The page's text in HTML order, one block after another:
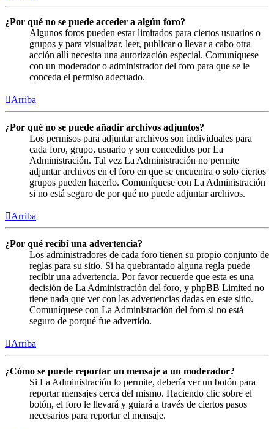
¿Por qué no se puede acceder a algún foro?
Algunos foros pueden estar limitados para ciertos usuarios o
grupos y para visualizar, leer, publicar o llevar a cabo otra
acción allí necesita una autorización especial. Comuníquese
con un moderador o administrador del foro para que se le
conceda el permiso adecuado.
Arriba
¿Por qué no se puede añadir archivos adjuntos?
Los permisos para adjuntar archivos son individuales para
cada foro, grupo, usuario y son concedidos por La
Administración. Tal vez La Administración no permite
adjuntar archivos en el foro en que se encuentra o solo ciertos
grupos pueden hacerlo. Comuníquese con La Administración
si no está seguro de por qué no puede adjuntar archivos.
Arriba
¿Por qué recibí una advertencia?
Los administradores de cada foro tienen su propio conjunto de
reglas para su sitio. Si ha quebrantado alguna regla puede
recibir una advertencia. Por favor recuerde que esta es una
decisión de La Administración del foro, y phpBB Limited no
tiene nada que ver con las advertencias dadas en este sitio.
Comuníquese con La Administración del foro si no está
seguro de porqué fue advertido.
Arriba
¿Cómo se puede reportar un mensaje a un moderador?
Si La Administración lo permite, debería ver un botón para
reportar mensajes cerca del mismo. Haciendo clic sobre el
botón, el foro le llevará y guiará a través de ciertos pasos
necesarios para reportar el mensaje.